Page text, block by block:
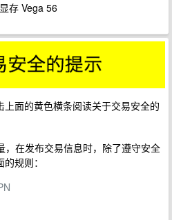
存 Vega 56
面的黄色横条阅读关于交易安全的
，在发布交易信息时，除了遵守安全
规则：